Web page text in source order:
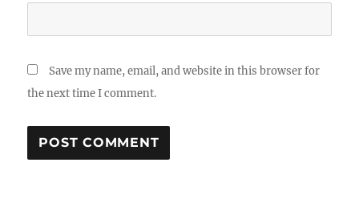
Save my name, email, and website in this browser for
the next time I comment.